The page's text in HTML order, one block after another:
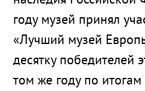
году музей принял
«Лучший музей
десятку победителей
том же году по